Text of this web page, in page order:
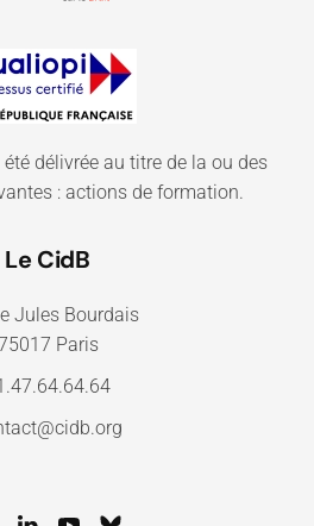
délivrée au titre de la ou des
: actions de formation.
Le CidB
Jules Bourdais
Paris